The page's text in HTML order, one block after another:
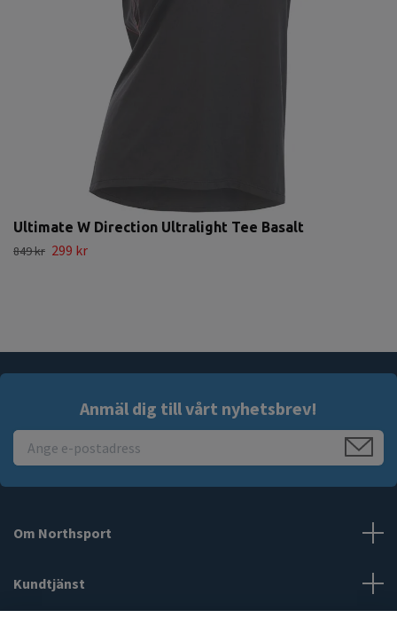
Ultimate W Direction Ultralight Tee Basalt
849 kr 299 kr
Anmäl dig till vårt nyhetsbrev!
Om Northsport
Kundtjänst